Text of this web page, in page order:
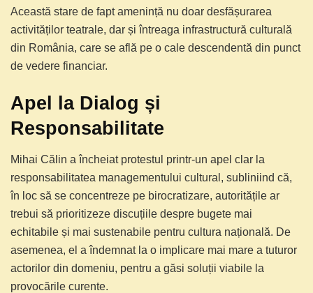
Această stare de fapt amenință nu doar desfășurarea
activităților teatrale, dar și întreaga infrastructură culturală
din România, care se află pe o cale descendentă din punct
de vedere financiar.
Apel la Dialog și
Responsabilitate
Mihai Călin a încheiat protestul printr-un apel clar la
responsabilitatea managementului cultural, subliniind că,
în loc să se concentreze pe birocratizare, autoritățile ar
trebui să prioritizeze discuțiile despre bugete mai
echitabile și mai sustenabile pentru cultura națională. De
asemenea, el a îndemnat la o implicare mai mare a tuturor
actorilor din domeniu, pentru a găsi soluții viabile la
provocările curente.